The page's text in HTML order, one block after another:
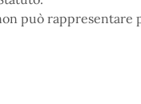
può rappresentare